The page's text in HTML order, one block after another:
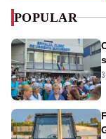
POPULAR